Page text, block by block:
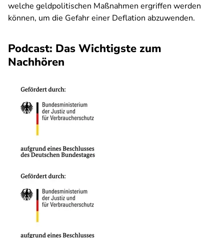
welche geldpolitischen Maßnahmen ergriffen werden
können, um die Gefahr einer Deflation abzuwenden.
Podcast: Das Wichtigste zum
Nachhören